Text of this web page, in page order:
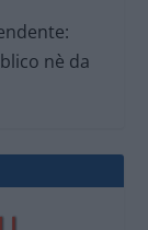
nè da